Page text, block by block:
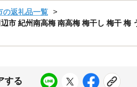
の返礼品一覧
紀州南高梅 南高梅 梅干し 梅干 梅
する